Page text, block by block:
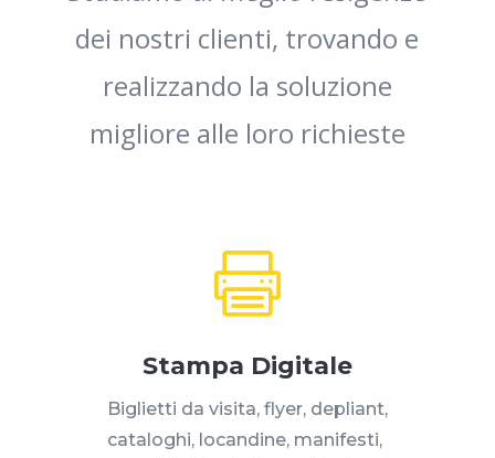
dei nostri clienti, trovando e
realizzando la soluzione
migliore alle loro richieste

Stampa Digitale
Biglietti da visita, flyer, depliant,
cataloghi, locandine, manifesti,